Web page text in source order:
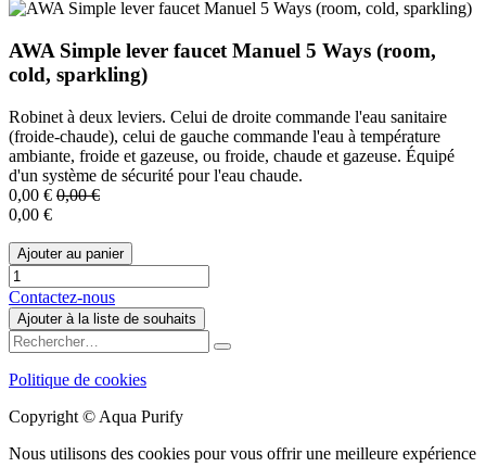
AWA Simple lever faucet Manuel 5 Ways (room,
cold, sparkling)
Robinet à deux leviers. Celui de droite commande l'eau sanitaire
(froide-chaude), celui de gauche commande l'eau à température
ambiante, froide et gazeuse, ou froide, chaude et gazeuse. Équipé
d'un système de sécurité pour l'eau chaude.
0,00 € 0,00€
0,00 €
Ajouter au panier
Contactez-nous
Ajouter à la liste de souhaits
Politique de cookies
Copyright © Aqua Purify
Nous utilisons des cookies pour vous offrir une meilleure expérience